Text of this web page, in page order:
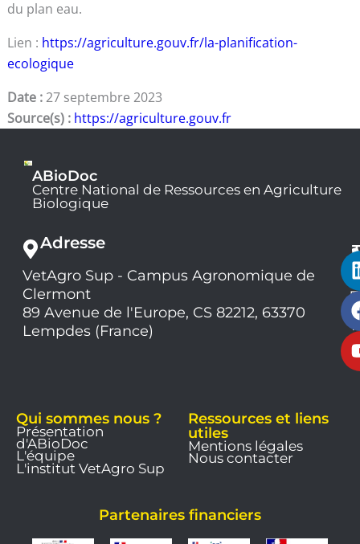
du plan eau.
Lien : https://agriculture.gouv.fr/la-planification-
ecologique
Date :27 septembre 2023
Source(s) : https://agriculture.gouv.fr
ABioDoc
Centre National de Ressources en Agriculture
Biologique
Adresse
VetAgro Sup - Campus Agronomique de
Clermont
89 Avenue de l'Europe, CS 82212, 63370
Lempdes (France)
Qui sommes nous ?
Présentation
d'ABioDoc
L'équipe
L'institut VetAgro Sup
Ressources et liens
utiles
Mentions légales
Nous contacter
Partenaires financiers